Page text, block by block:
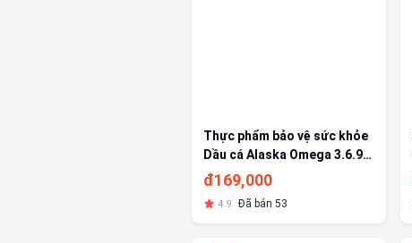
Thực phẩm bảo vệ sức khỏe
Dầu cá Alaska Omega 3.6.9
cải thiện thể lực - Lọ 100
đ169,000
4.9 Đã bán 53